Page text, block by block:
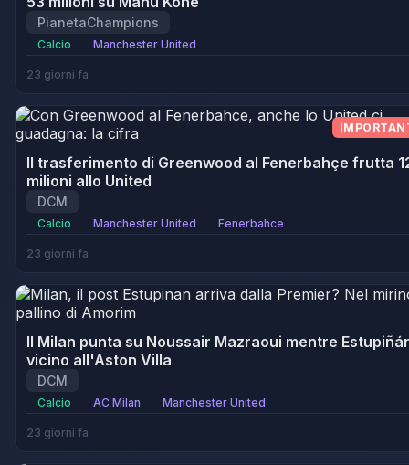
PianetaChampions
Calcio Manchester United
23 giorni fa
Il trasferimento di Greenwood al Fenerbahçe frutta
milioni allo United
DCM
Calcio Manchester United Fenerbahce
23 giorni fa
Il Milan punta su Noussair Mazraoui mentre
vicino all'Aston Villa
DCM
Calcio AC Milan Manchester United
23 giorni fa